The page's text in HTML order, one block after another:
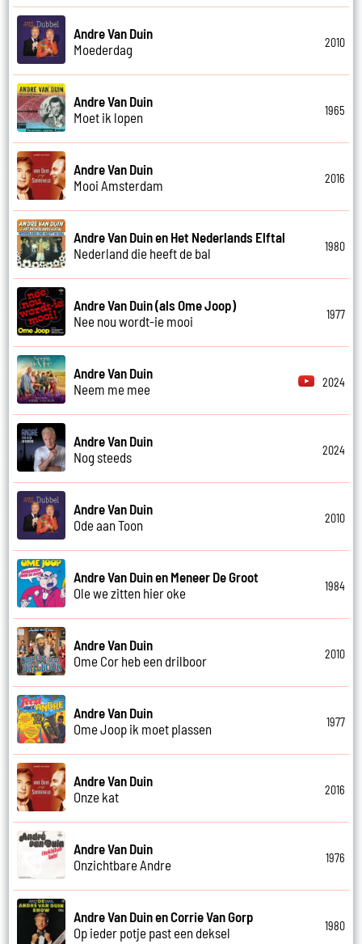
Andre Van Duin
Moederdag
2010
Andre Van Duin
Moet ik lopen
1965
Andre Van Duin
Mooi Amsterdam
2016
Andre Van Duin en Het Nederlands Elftal
Nederland die heeft de bal
1980
Andre Van Duin (als Ome Joop)
Nee nou wordt-ie mooi
1977
Andre Van Duin
Neem me mee
2024
Andre Van Duin
Nog steeds
2024
Andre Van Duin
Ode aan Toon
2010
Andre Van Duin en Meneer De Groot
Ole we zitten hier oke
1984
Andre Van Duin
Ome Cor heb een drilboor
2010
Andre Van Duin
Ome Joop ik moet plassen
1977
Andre Van Duin
Onze kat
2016
Andre Van Duin
Onzichtbare Andre
1976
Andre Van Duin en Corrie Van Gorp
Op ieder potje past een deksel
1980